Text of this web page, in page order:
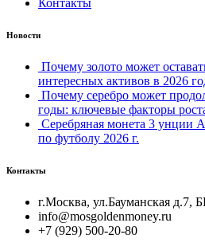
Контакты
Новости
Почему золото может
интересных активов в 2026
Почему серебро может
годы: ключевые факторы
Серебряная монета 3 унции
по футболу 2026 г.
Контакты
г.Москва, ул.Бауманская д.7,
info@mosgoldenmoney.ru
+7 (929) 500-20-80